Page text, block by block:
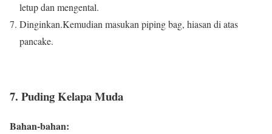
letup dan mengental.
Dinginkan.Kemudian masukan piping bag, hiasan di atas
pancake.
7. Puding Kelapa Muda
Bahan-bahan: